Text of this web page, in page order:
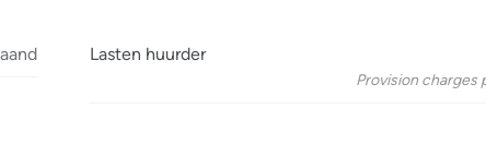
Lasten huurder
Provision charges